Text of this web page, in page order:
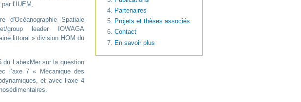
l’IUEM,
d'Océanographie Spatiale
leader IOWAGA
littoral » division HOM du
du LabexMer sur la question
l’axe 7 « Mécanique des
et avec l’axe 4
Partenaires
Projets et thèses associés
Contact
En savoir plus